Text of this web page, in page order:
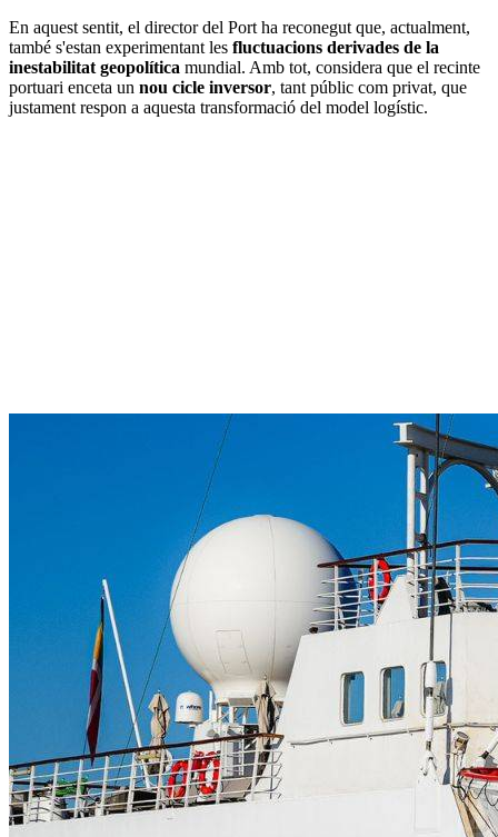
En aquest sentit, el director del Port ha reconegut que, actualment,
també s'estan experimentant les fluctuacions derivades de la
inestabilitat geopolítica mundial. Amb tot, considera que el recinte
portuari enceta un nou cicle inversor, tant públic com privat, que
justament respon a aquesta transformació del model logístic.